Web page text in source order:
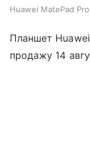
Huawei MatePad
Планшет
продажу 14